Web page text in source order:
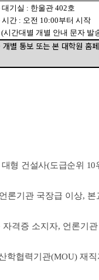
대기실 : 한울관 402호
시간 : 오전 10:00부터 시작
(시간대별 개별 안내 문자 발
개별 통보 또는 본 대학원 홈
대형 건설사(도급순위 10
언론기관 국장급 이상, 본
자격증 소지자, 언론기
학협력기관(MOU) 재직